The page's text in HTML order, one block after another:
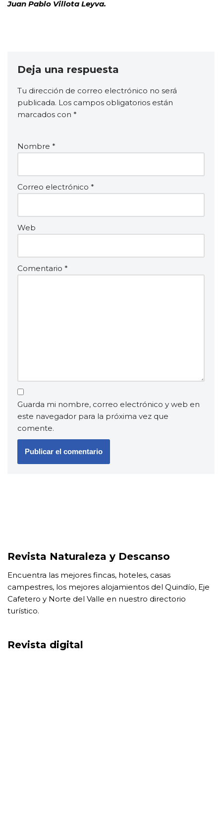
Juan Pablo Villota Leyva.
Deja una respuesta
Tu dirección de correo electrónico no será
publicada. Los campos obligatorios están
marcados con *
Nombre *
Correo electrónico *
Web
Comentario *
Guarda mi nombre, correo electrónico y web en
este navegador para la próxima vez que
comente.
Revista Naturaleza y Descanso
Encuentra las mejores fincas, hoteles, casas
campestres, los mejores alojamientos del Quindío, Eje
Cafetero y Norte del Valle en nuestro directorio
turístico​.
Revista digital